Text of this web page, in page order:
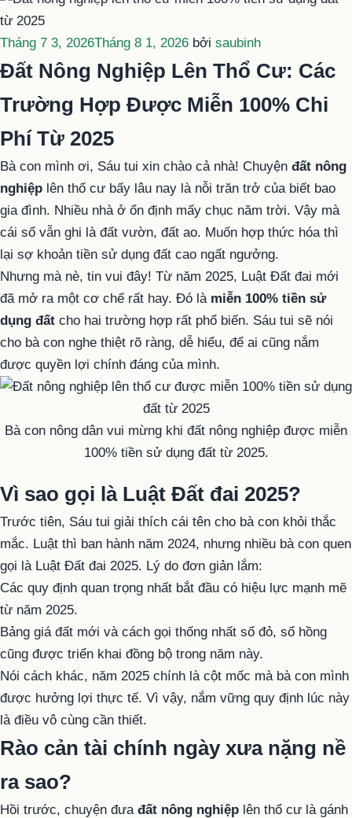
Đăng
trong
Tháng 7 3, 2026Tháng 8 1, 2026 bởi saubinh
Đất Nông Nghiệp Lên Thổ Cư: Các
Trường Hợp Được Miễn 100% Chi
Phí Từ 2025
Bà con mình ơi, Sáu tui xin chào cả nhà! Chuyện đất nông
nghiệp lên thổ cư bấy lâu nay là nỗi trăn trở của biết bao
gia đình. Nhiều nhà ở ổn định mấy chục năm trời. Vậy mà
cái sổ vẫn ghi là đất vườn, đất ao. Muốn hợp thức hóa thì
lại sợ khoản tiền sử dụng đất cao ngất ngưởng.
Nhưng mà nè, tin vui đây! Từ năm 2025, Luật Đất đai mới
đã mở ra một cơ chế rất hay. Đó là miễn 100% tiền sử
dụng đất cho hai trường hợp rất phổ biến. Sáu tui sẽ nói
cho bà con nghe thiệt rõ ràng, dễ hiểu, để ai cũng nắm
được quyền lợi chính đáng của mình.
Bà con nông dân vui mừng khi đất nông nghiệp được miễn
100% tiền sử dụng đất từ 2025.
Vì sao gọi là Luật Đất đai 2025?
Trước tiên, Sáu tui giải thích cái tên cho bà con khỏi thắc
mắc. Luật thì ban hành năm 2024, nhưng nhiều bà con quen
gọi là Luật Đất đai 2025. Lý do đơn giản lắm:
Các quy định quan trọng nhất bắt đầu có hiệu lực mạnh mẽ
từ năm 2025.
Bảng giá đất mới và cách gọi thống nhất sổ đỏ, sổ hồng
cũng được triển khai đồng bộ trong năm này.
Nói cách khác, năm 2025 chính là cột mốc mà bà con mình
được hưởng lợi thực tế. Vì vậy, nắm vững quy định lúc này
là điều vô cùng cần thiết.
Rào cản tài chính ngày xưa nặng nề
ra sao?
Hồi trước, chuyện đưa đất nông nghiệp lên thổ cư là gánh